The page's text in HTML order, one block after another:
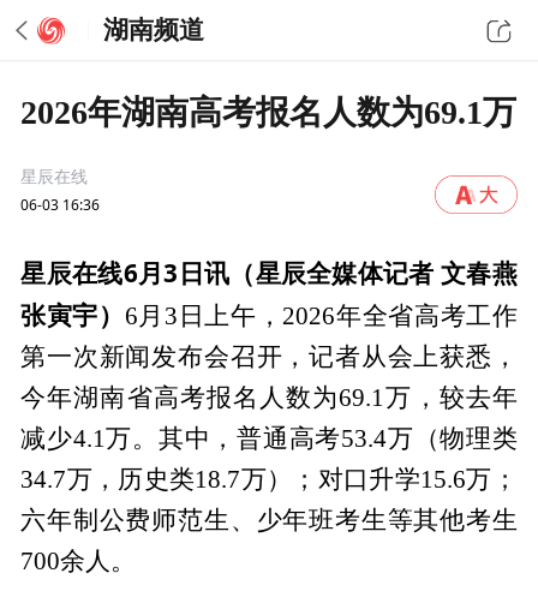
湖南频道
2026年湖南高考报名人数为69.1万
星辰在线
06-03 16:36
星辰在线6月3日讯（星辰全媒体记者 文春燕
张寅宇）
6月3日上午，2026年全省高考工作
第一次新闻发布会召开，记者从会上获悉，
今年湖南省高考报名人数为69.1万，较去年
减少4.1万。其中，普通高考53.4万（物理类
34.7万，历史类18.7万）；对口升学15.6万；
六年制公费师范生、少年班考生等其他考生
700余人。